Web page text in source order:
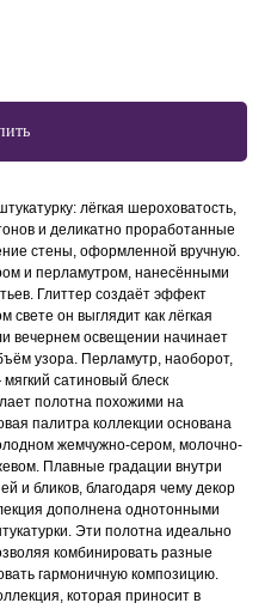
лёгкая шероховатость,
и деликатно проработанные
стены, оформленной вручную.
и перламутром, нанесёнными
Глиттер создаёт эффект
свете он выглядит как лёгкая
вечернем освещении начинает
узора. Перламутр, наоборот,
сатиновый блеск
полотна похожими на
палитра коллекции основана
жемчужно-сером, молочно-
Плавные градации внутри
и бликов, благодаря чему декор
дополнена однотонными
Эти полотна идеально
комбинировать разные
гармоничную композицию.
которая приносит в